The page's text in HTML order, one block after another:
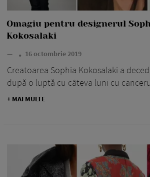
Omagiu pentru designerul
Kokosalaki
— 16 octombrie 2019
Creatoarea Sophia Kokosalaki a
după o luptă cu câteva luni cu
+ MAI MULTE